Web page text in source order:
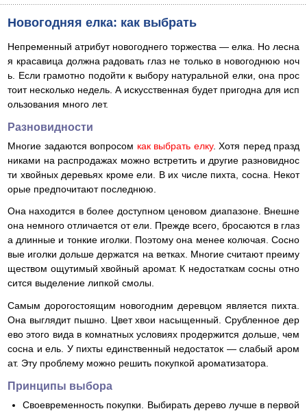
Новогодняя елка: как выбрать
Непременный атрибут новогоднего торжества — елка. Но лесна
я красавица должна радовать глаз не только в новогоднюю ноч
ь. Если грамотно подойти к выбору натуральной елки, она прос
тоит несколько недель. А искусственная будет пригодна для исп
ользования много лет.
Разновидности
Многие задаются вопросом как выбрать елку. Хотя перед празд
никами на распродажах можно встретить и другие разновиднос
ти хвойных деревьях кроме ели. В их числе пихта, сосна. Некот
орые предпочитают последнюю.
Она находится в более доступном ценовом диапазоне. Внешне
она немного отличается от ели. Прежде всего, бросаются в глаз
а длинные и тонкие иголки. Поэтому она менее колючая. Сосно
вые иголки дольше держатся на ветках. Многие считают преиму
ществом ощутимый хвойный аромат. К недостаткам сосны отно
сится выделение липкой смолы.
Самым дорогостоящим новогодним деревцом является пихта.
Она выглядит пышно. Цвет хвои насыщенный. Срубленное дер
ево этого вида в комнатных условиях продержится дольше, чем
сосна и ель. У пихты единственный недостаток — слабый аром
ат. Эту проблему можно решить покупкой ароматизатора.
Принципы выбора
Своевременность покупки. Выбирать дерево лучше в первой